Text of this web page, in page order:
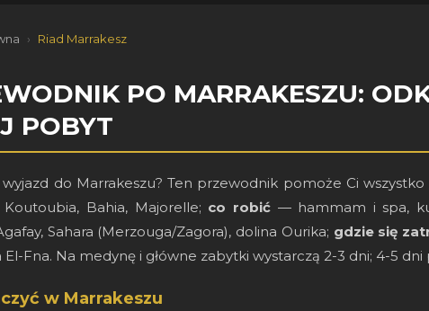
› Riad Marrakesz
PO MARRAKESZU:
POBYT
wyjazd do Marrakeszu? Ten przewodnik pomoże Ci
Koutoubia, Bahia, Majorelle; co robić— hammam i spa,
Sahara (Merzouga/Zagora), dolina Ourika; gdzie się
Fna. Na medynę i główne zabytki wystarczą 2-3 dni; 4-5
w Marrakeszu